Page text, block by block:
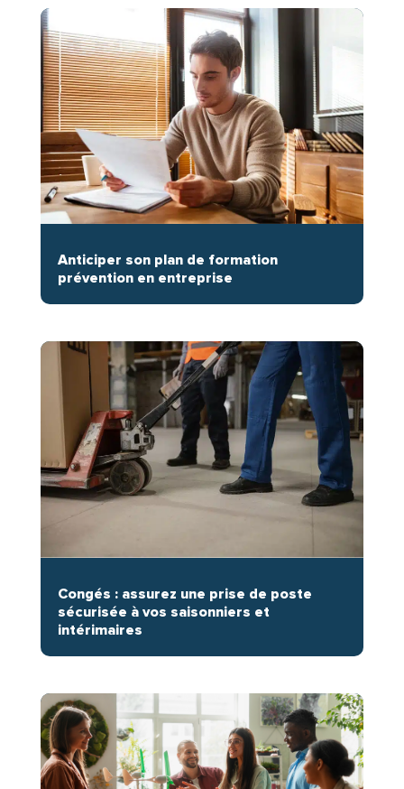
Anticiper son plan de formation
prévention en entreprise
Congés : assurez une prise de poste
sécurisée à vos saisonniers et
intérimaires